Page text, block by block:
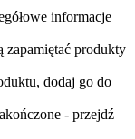
informacje
zapamiętać produkty
dodaj go do
- przejdź